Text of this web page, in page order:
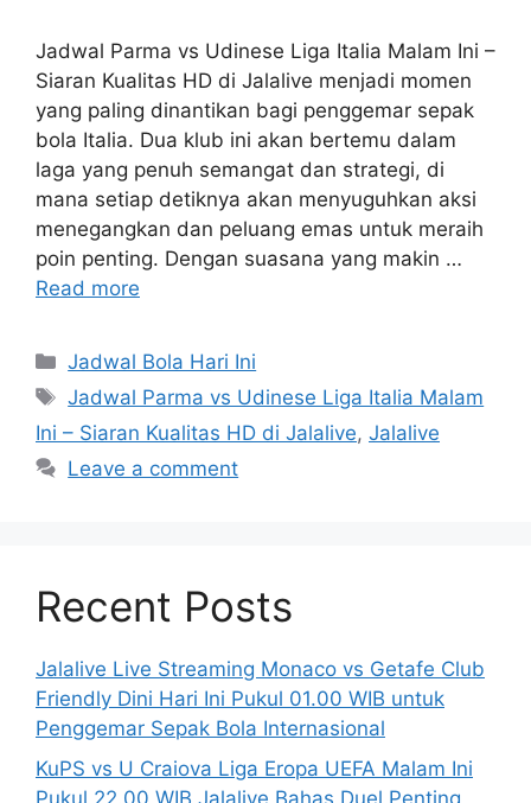
Jadwal Parma vs Udinese Liga Italia Malam Ini –
Siaran Kualitas HD di Jalalive menjadi momen
yang paling dinantikan bagi penggemar sepak
bola Italia. Dua klub ini akan bertemu dalam
laga yang penuh semangat dan strategi, di
mana setiap detiknya akan menyuguhkan aksi
menegangkan dan peluang emas untuk meraih
poin penting. Dengan suasana yang makin …
Read more
Categories
Jadwal Bola Hari Ini
Tags
Jadwal Parma vs Udinese Liga Italia Malam
Ini – Siaran Kualitas HD di Jalalive, Jalalive
Leave a comment
Recent Posts
Jalalive Live Streaming Monaco vs Getafe Club
Friendly Dini Hari Ini Pukul 01.00 WIB untuk
Penggemar Sepak Bola Internasional
KuPS vs U Craiova Liga Eropa UEFA Malam Ini
Pukul 22.00 WIB Jalalive Bahas Duel Penting